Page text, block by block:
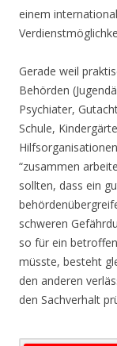
einem
Gerade weil
Behörden
Psychiater,
Schule,
“zusammen
sollten, dass ein
schweren
so für ein
müsste, besteht
den anderen
den Sachverhalt